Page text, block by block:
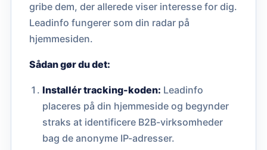
gribe dem, der allerede viser interesse for dig.
Leadinfo fungerer som din radar på
hjemmesiden.
Sådan gør du det:
Installér tracking-koden: Leadinfo
placeres på din hjemmeside og begynder
straks at identificere B2B-virksomheder
bag de anonyme IP-adresser.